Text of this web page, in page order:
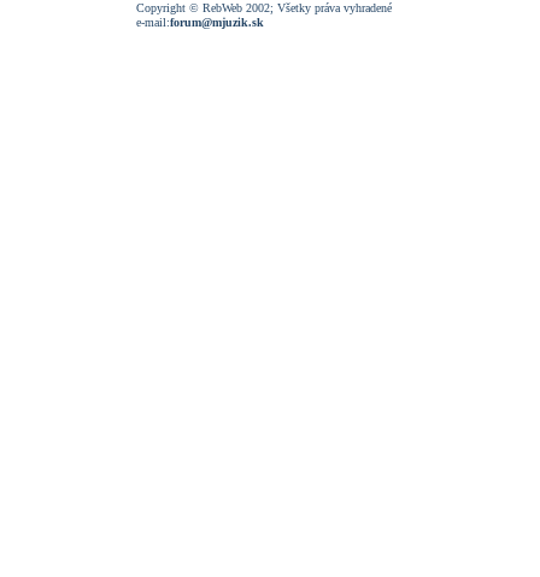
Copyright © RebWeb 2002; Všetky práva vyhradené
e-mail:forum@mjuzik.sk